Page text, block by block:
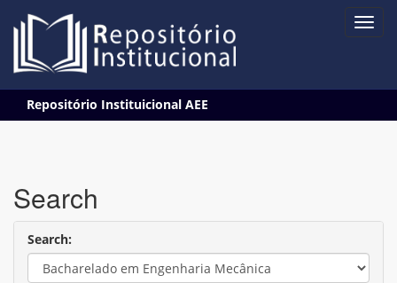
navigation
Repositório Instituicional AEE
Search
Search: